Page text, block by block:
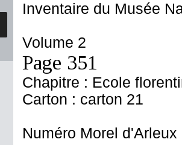
Inventaire du Musée
Volume 2
Page 351
Chapitre : Ecole
Carton : carton 21
Numéro Morel d'Arleux